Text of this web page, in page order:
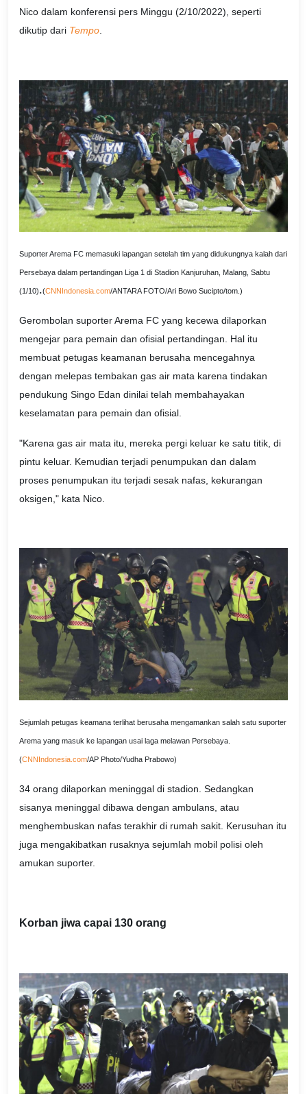
Nico dalam konferensi pers Minggu (2/10/2022), seperti
dikutip dari Tempo.
Suporter Arema FC memasuki lapangan setelah tim yang didukungnya kalah dari
Persebaya dalam pertandingan Liga 1 di Stadion Kanjuruhan, Malang, Sabtu
(1/10).(CNNIndonesia.com/ANTARA FOTO/Ari Bowo Sucipto/tom.)
Gerombolan suporter Arema FC yang kecewa dilaporkan
mengejar para pemain dan ofisial pertandingan. Hal itu
membuat petugas keamanan berusaha mencegahnya
dengan melepas tembakan gas air mata karena tindakan
pendukung Singo Edan dinilai telah membahayakan
keselamatan para pemain dan ofisial.
"Karena gas air mata itu, mereka pergi keluar ke satu titik, di
pintu keluar. Kemudian terjadi penumpukan dan dalam
proses penumpukan itu terjadi sesak nafas, kekurangan
oksigen," kata Nico.
Sejumlah petugas keamana terlihat berusaha mengamankan salah satu suporter
Arema yang masuk ke lapangan usai laga melawan Persebaya.
(CNNIndonesia.com/AP Photo/Yudha Prabowo)
34 orang dilaporkan meninggal di stadion. Sedangkan
sisanya meninggal dibawa dengan ambulans, atau
menghembuskan nafas terakhir di rumah sakit. Kerusuhan itu
juga mengakibatkan rusaknya sejumlah mobil polisi oleh
amukan suporter.
Korban jiwa capai 130 orang